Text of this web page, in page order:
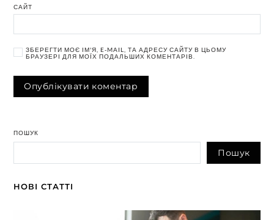
САЙТ
ЗБЕРЕГТИ МОЄ ІМ'Я, E-MAIL, ТА АДРЕСУ САЙТУ В ЦЬОМУ
БРАУЗЕРІ ДЛЯ МОЇХ ПОДАЛЬШИХ КОМЕНТАРІВ.
ПОШУК
Пошук
НОВІ СТАТТІ